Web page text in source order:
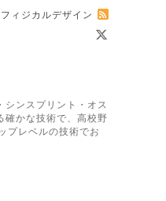
フィジカルデザイン
シンスプリント・オス
確かな技術で、高校野
プレベルの技術でお